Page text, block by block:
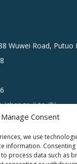
Manage Consent
we use
information. Consenting
process data such as
Wuwei Road, Putuo
(change # to @)